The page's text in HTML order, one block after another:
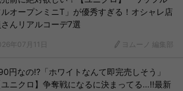
ルオープンミニT」が優秀すぎる！オシャレ店
さんリアルコーデ7選
年07月11日 ヨムーノ 編集部
円なの!?「ホワイトなんて即完売しそう」
ユニクロ】争奪戦になるに決まってる…!!最新